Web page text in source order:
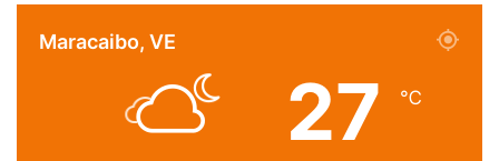
Maracaibo, VE
27 ℃